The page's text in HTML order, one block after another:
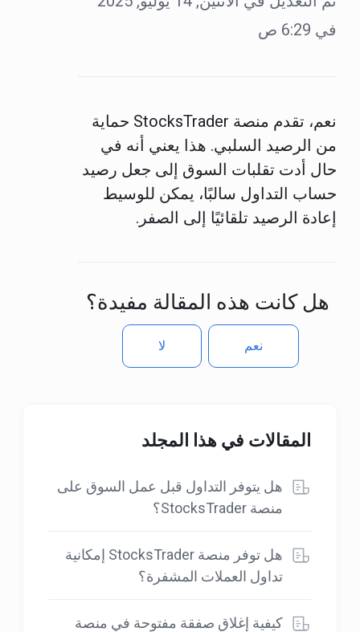
في 6:29 ص
نعم، تقدم منصة StocksTrader حماية
من الرصيد السلبي. هذا يعني أنه في
حال أدت تقلبات السوق إلى جعل رصيد
حساب التداول سالبًا، يمكن للوسيط
إعادة الرصيد تلقائيًا إلى الصفر.
هل كانت هذه المقالة مفيدة؟
لا نعم
المقالات في هذا المجلد
هل يتوفر التداول قبل عمل السوق على
منصة StocksTrader؟
هل توفر منصة StocksTrader إمكانية
تداول العملات المشفرة؟
كيفية إغلاق صفقة مفتوحة في منصة